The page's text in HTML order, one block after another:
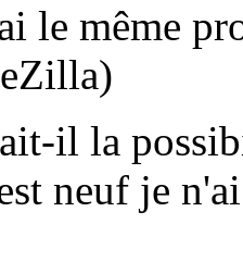
le même
il la
neuf je